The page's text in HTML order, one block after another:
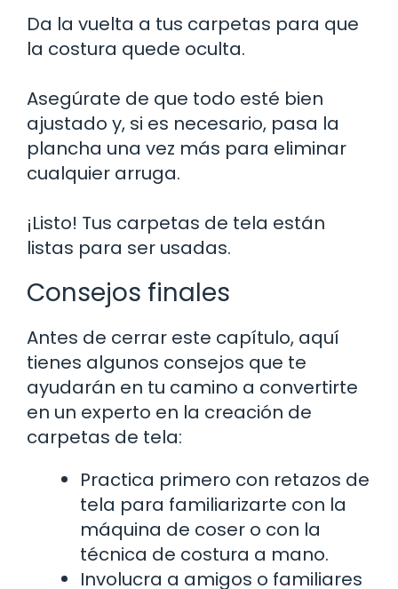
Da la vuelta a tus carpetas para que
la costura quede oculta.
Asegúrate de que todo esté bien
ajustado y, si es necesario, pasa la
plancha una vez más para eliminar
cualquier arruga.
¡Listo! Tus carpetas de tela están
listas para ser usadas.
Consejos finales
Antes de cerrar este capítulo, aquí
tienes algunos consejos que te
ayudarán en tu camino a convertirte
en un experto en la creación de
carpetas de tela:
Practica primero con retazos de
tela para familiarizarte con la
máquina de coser o con la
técnica de costura a mano.
Involucra a amigos o familiares